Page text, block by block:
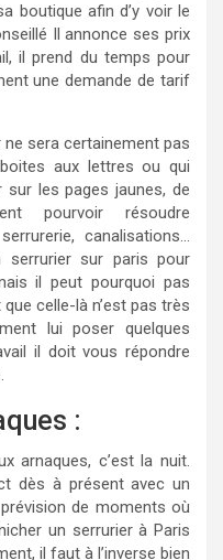
boutique afin d’y voir le
Il annonce ses prix
il prend du temps pour
une demande de tarif
ne sera certainement pas
aux lettres ou qui
sur les pages jaunes, de
pourvoir résoudre
canalisations…
sur paris pour
il peut pourquoi pas
celle-là n’est pas très
lui poser quelques
il doit vous répondre
:
arnaques, c’est la nuit.
dès à présent avec un
de moments où
un serrurier à Paris
il faut à l’inverse bien